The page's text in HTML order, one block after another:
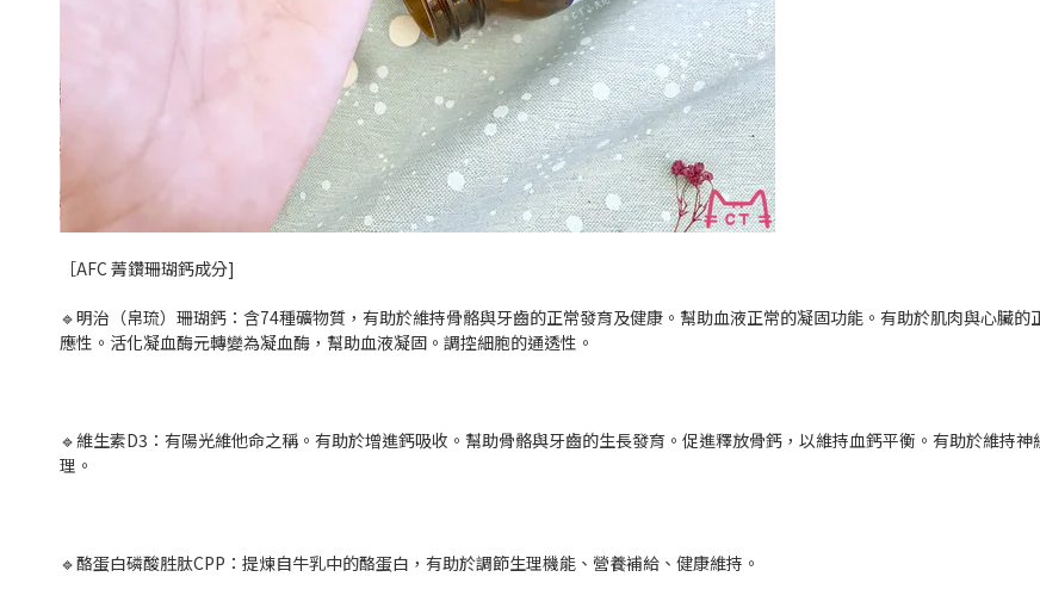
［AFC 菁鑽珊瑚鈣成分]
🔹明治（帛琉）珊瑚鈣：含74種礦物質，有助於維持骨骼與牙齒的正常發育及健康。幫助血液正常的凝固功能。有助於肌肉與心臟的
應性。活化凝血酶元轉變為凝血酶，幫助血液凝固。調控細胞的通透性。
🔹維生素D3：有陽光維他命之稱。有助於增進鈣吸收。幫助骨骼與牙齒的生長發育。促進釋放骨鈣，以維持血鈣平衡。有助於維持
理。
🔹酪蛋白磷酸胜肽CPP：提煉自牛乳中的酪蛋白，有助於調節生理機能、營養補給、健康維持。